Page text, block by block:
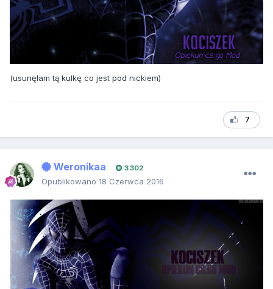
(usunęłam tą kulkę co jest pod nickiem)
7
Weronikaa 3 302
Opublikowano 18 Czerwca 2016